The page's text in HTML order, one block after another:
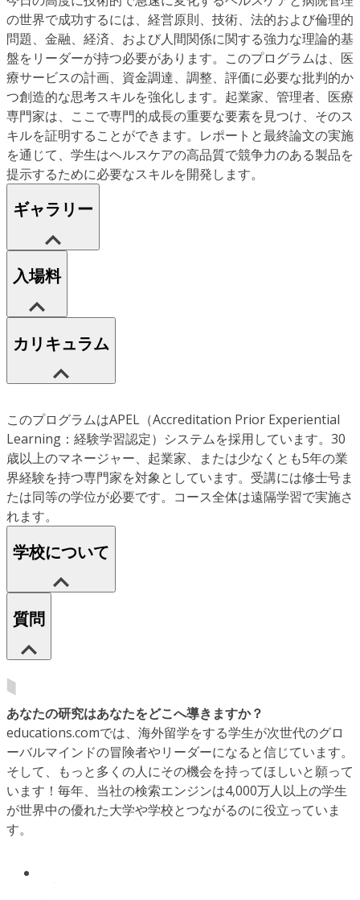
の世界で成功するには、経営原則、技術、法的および倫理的
問題、金融、経済、および人間関係に関する強力な理論的基
盤をリーダーが持つ必要があります。このプログラムは、医
療サービスの計画、資金調達、調整、評価に必要な批判的か
つ創造的な思考スキルを強化します。起業家、管理者、医療
専門家は、ここで専門的成長の重要な要素を見つけ、そのス
キルを証明することができます。レポートと最終論文の実施
を通じて、学生はヘルスケアの高品質で競争力のある製品を
提示するために必要なスキルを開発します。
ギャラリー
入場料
カリキュラム
このプログラムはAPEL（Accreditation Prior Experiential
Learning：経験学習認定）システムを採用しています。30
歳以上のマネージャー、起業家、または少なくとも5年の業
界経験を持つ専門家を対象としています。受講には修士号ま
たは同等の学位が必要です。コース全体は遠隔学習で実施さ
れます。
学校について
質問
あなたの研究はあなたをどこへ導きますか？
educations.comでは、海外留学をする学生が次世代のグロ
ーバルマインドの冒険者やリーダーになると信じています。
そして、もっと多くの人にその機会を持ってほしいと願って
います！毎年、当社の検索エンジンは4,000万人以上の学生
が世界中の優れた大学や学校とつながるのに役立っていま
す。